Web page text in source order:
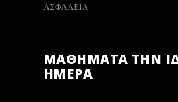
ΑΣΦΑΛΕΙΑ
ΜΑΘΗΜΑΤΑ ΤΗΝ
ΗΜΕΡΑ